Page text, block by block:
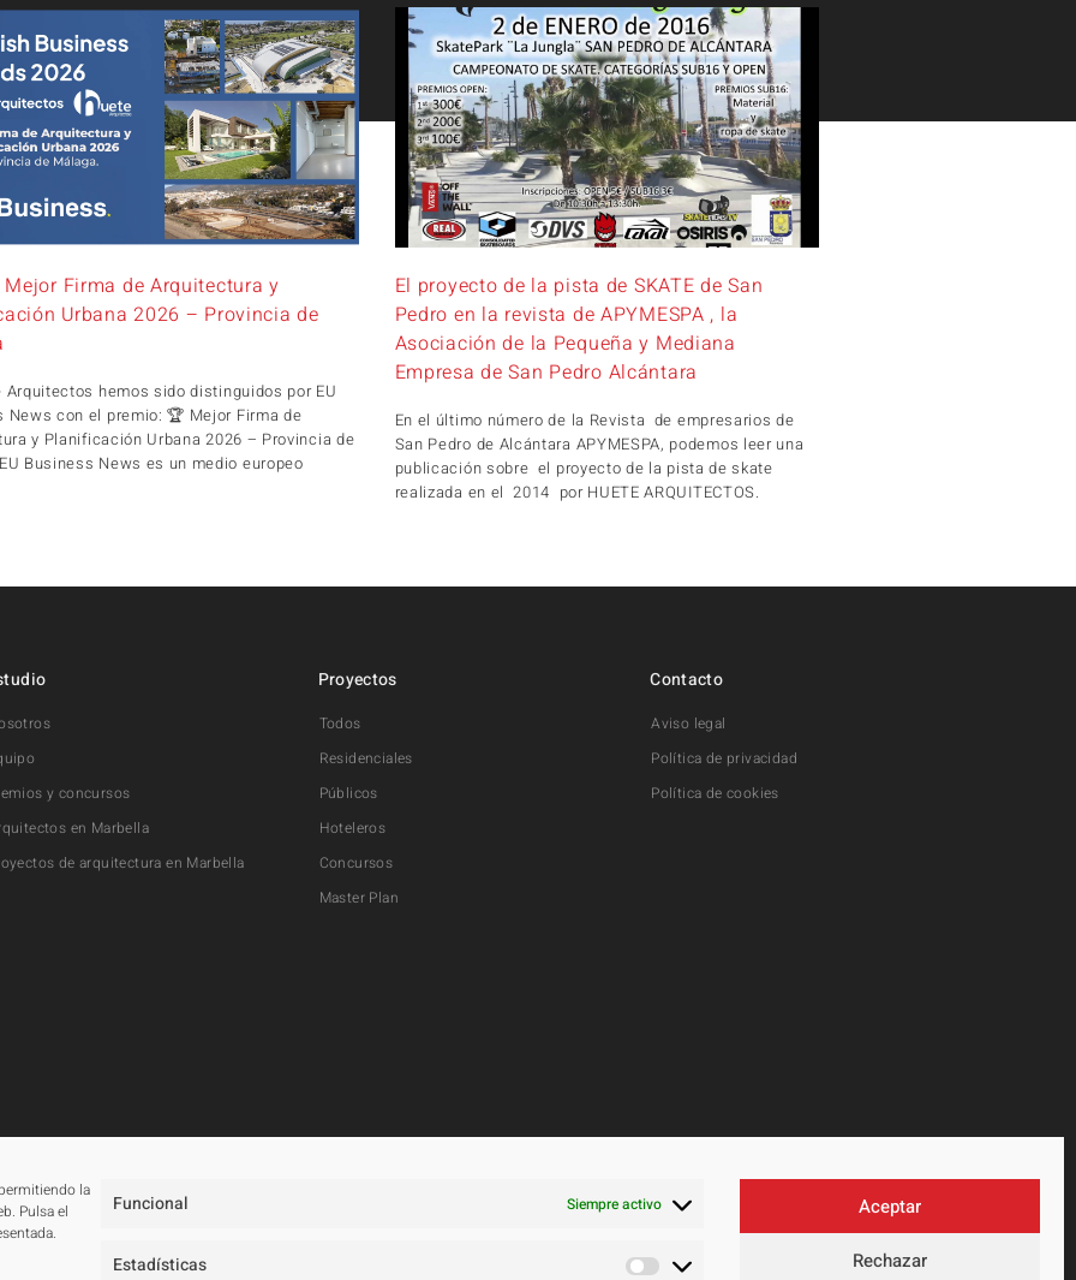
la
Pulsa el
Funcional Siempre activo
Estadísticas
Aceptar
Rechazar
Firma de Arquitectura y
Urbana 2026 – Provincia de
Arquitectos hemos sido distinguidos por EU
News con el premio: 🏆 Mejor Firma de
y Planificación Urbana 2026 – Provincia de
Business News es un medio europeo
El proyecto de la pista de SKATE de San
Pedro en la revista de APYMESPA , la
Asociación de la Pequeña y Mediana
Empresa de San Pedro Alcántara
En el último número de la Revista de empresarios de
San Pedro de Alcántara APYMESPA, podemos leer una
publicación sobre el proyecto de la pista de skate
realizada en el 2014 por HUETE ARQUITECTOS.
y concursos
en Marbella
de arquitectura en Marbella
Proyectos
Todos
Residenciales
Públicos
Hoteleros
Concursos
Master Plan
Contacto
Aviso legal
Política de privacidad
Política de cookies